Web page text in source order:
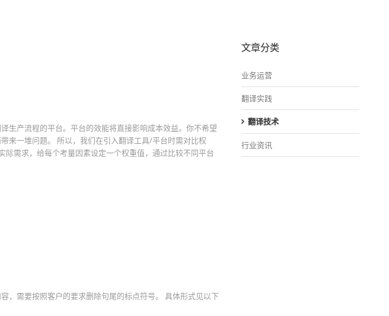
生产流程的平台。平台的效能将直接影响成本效益。你不希望
来一堆问题。 所以，我们在引入翻译工具/平台时需对比权
需求，给每个考量因素设定一个权重值，通过比较不同平台
，需要按照客户的要求删除句尾的标点符号。 具体形式见以下
文章分类
业务运营
翻译实践
翻译技术
行业资讯